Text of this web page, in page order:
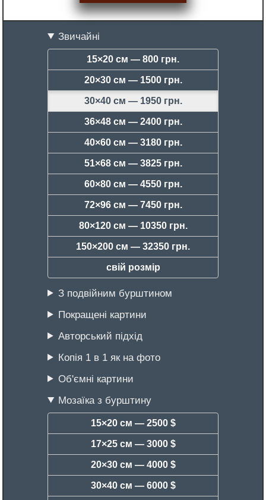
Звичайні
15×20 см — 800 грн.
20×30 см — 1500 грн.
30×40 см — 1950 грн.
36×48 см — 2400 грн.
40×60 см — 3180 грн.
51×68 см — 3825 грн.
60×80 см — 4550 грн.
72×96 см — 7450 грн.
80×120 см — 10350 грн.
150×200 см — 32350 грн.
свій розмір
З подвійним бурштином
Покращені картини
Авторський підхід
Копія 1 в 1 як на фото
Об'ємні картини
Мозаїка з бурштину
15×20 см — 2500 $
17×25 см — 3000 $
20×30 см — 4000 $
30×40 см — 6000 $